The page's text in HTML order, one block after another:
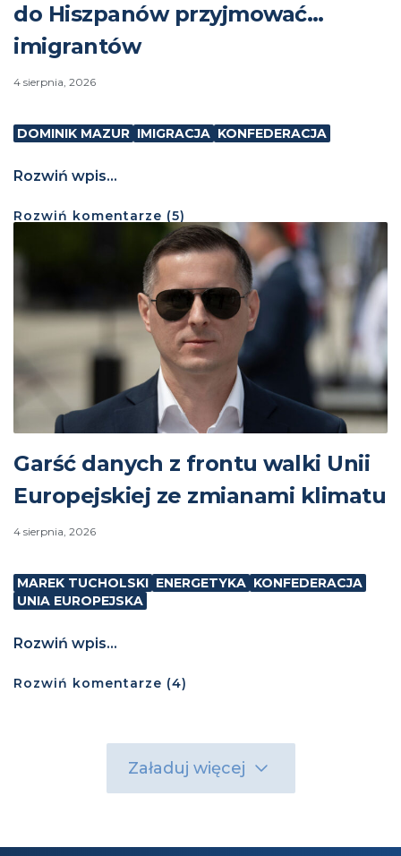
do Hiszpanów przyjmować…
imigrantów
4 sierpnia, 2026
DOMINIK MAZUR IMIGRACJA KONFEDERACJA
Rozwiń wpis...
Rozwiń komentarze (5)
Garść danych z frontu walki Unii
Europejskiej ze zmianami klimatu
4 sierpnia, 2026
MAREK TUCHOLSKI ENERGETYKA KONFEDERACJA
UNIA EUROPEJSKA
Rozwiń wpis...
Rozwiń komentarze (4)
Załaduj więcej